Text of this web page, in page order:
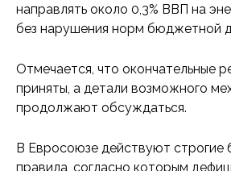
направлять около 0,3% ВВП на
без нарушения норм бюджетной
Отмечается, что окончательные
приняты, а детали возможного
продолжают обсуждаться.
В Евросоюзе действуют
правила, согласно которым